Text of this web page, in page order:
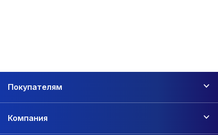
Покупателям
Компания